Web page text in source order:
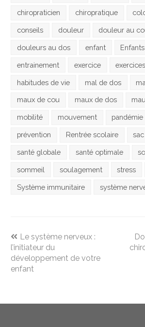
chiropraticien chiropratique
conseils douleur douleur au
douleurs au dos enfant Enfants
entrainement exercice exercices
habitudes de vie mal de dos
maux de cou maux de dos
mobilité mouvement pandémie
prévention Rentrée scolaire
santé globale santé optimale
sommeil soulagement stress
Système immunitaire système
previous
post:
Le système nerveux :
l’initiateur du
développement de votre
enfant